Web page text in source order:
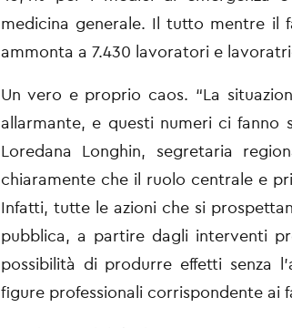
medicina generale. Il tutto mentre il
ammonta a 7.430 lavoratori e
Un vero e proprio caos. “La
allarmante, e questi numeri ci fanno
Loredana Longhin, segretaria
chiaramente che il ruolo centrale e
Infatti, tutte le azioni che si
pubblica, a partire dagli interventi
possibilità di produrre effetti senza
figure professionali corrispondente ai